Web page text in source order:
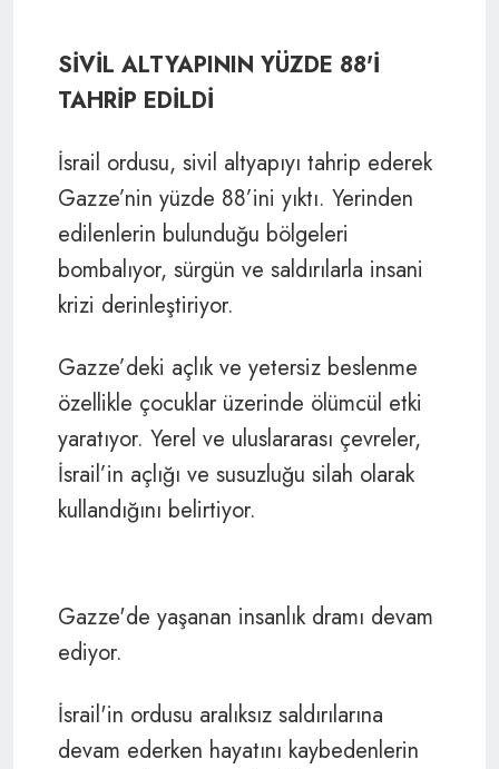
SİVİL ALTYAPININ YÜZDE 88'İ
TAHRİP EDİLDİ
İsrail ordusu, sivil altyapıyı tahrip ederek
Gazze’nin yüzde 88’ini yıktı. Yerinden
edilenlerin bulunduğu bölgeleri
bombalıyor, sürgün ve saldırılarla insani
krizi derinleştiriyor.
Gazze’deki açlık ve yetersiz beslenme
özellikle çocuklar üzerinde ölümcül etki
yaratıyor. Yerel ve uluslararası çevreler,
İsrail’in açlığı ve susuzluğu silah olarak
kullandığını belirtiyor.
Gazze'de yaşanan insanlık dramı devam
ediyor.
İsrail'in ordusu aralıksız saldırılarına
devam ederken hayatını kaybedenlerin